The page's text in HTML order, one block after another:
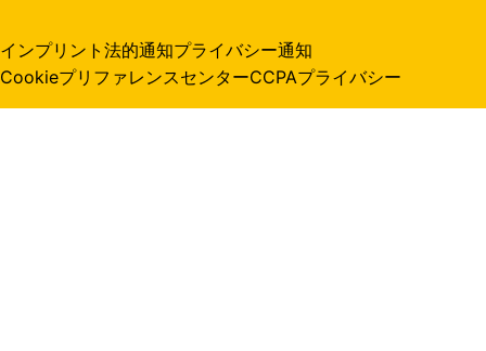
インプリント 法的通知プライバシー通知
CookieプリファレンスセンターCCPAプライバシー